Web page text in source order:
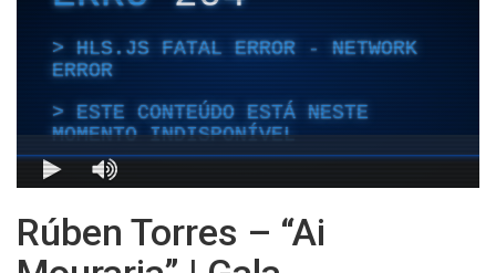
Rúben Torres – “Ai